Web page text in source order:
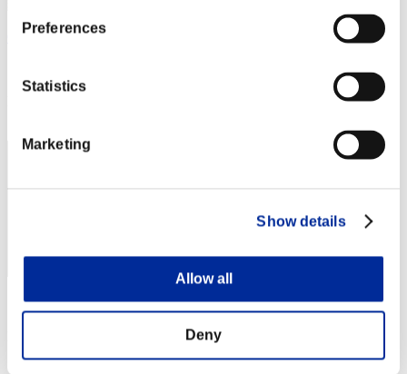
Preferences
Statistics
Marketing
Show details
Allow all
Deny
Crown of R
スコア: -